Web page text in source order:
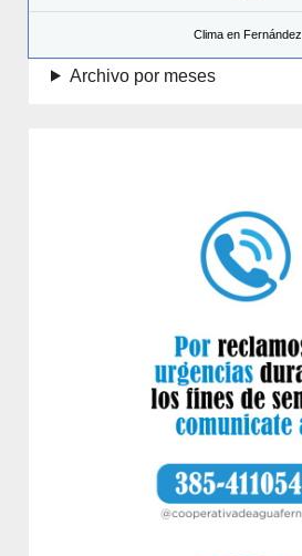
Clima en Fernández
Archivo por meses